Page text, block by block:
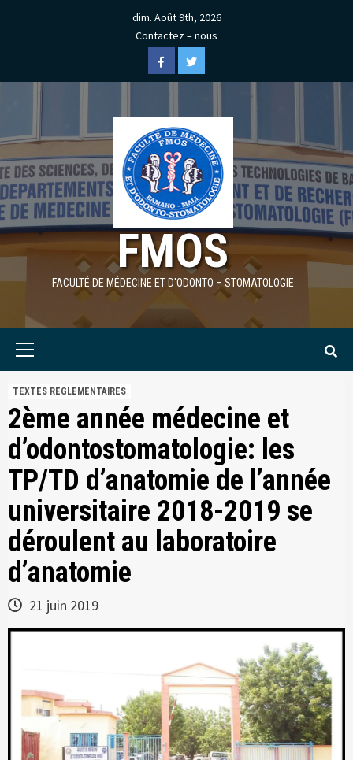
dim. Août 9th, 2026
Contactez – nous
FacebookTwitter
FMOS
FACULTÉ DE MÉDECINE ET D'ODONTO – STOMATOLOGIE
TEXTES REGLEMENTAIRES
2ème année médecine et
d’odontostomatologie: les
TP/TD d’anatomie de l’année
universitaire 2018-2019 se
déroulent au laboratoire
d’anatomie
21 juin 2019